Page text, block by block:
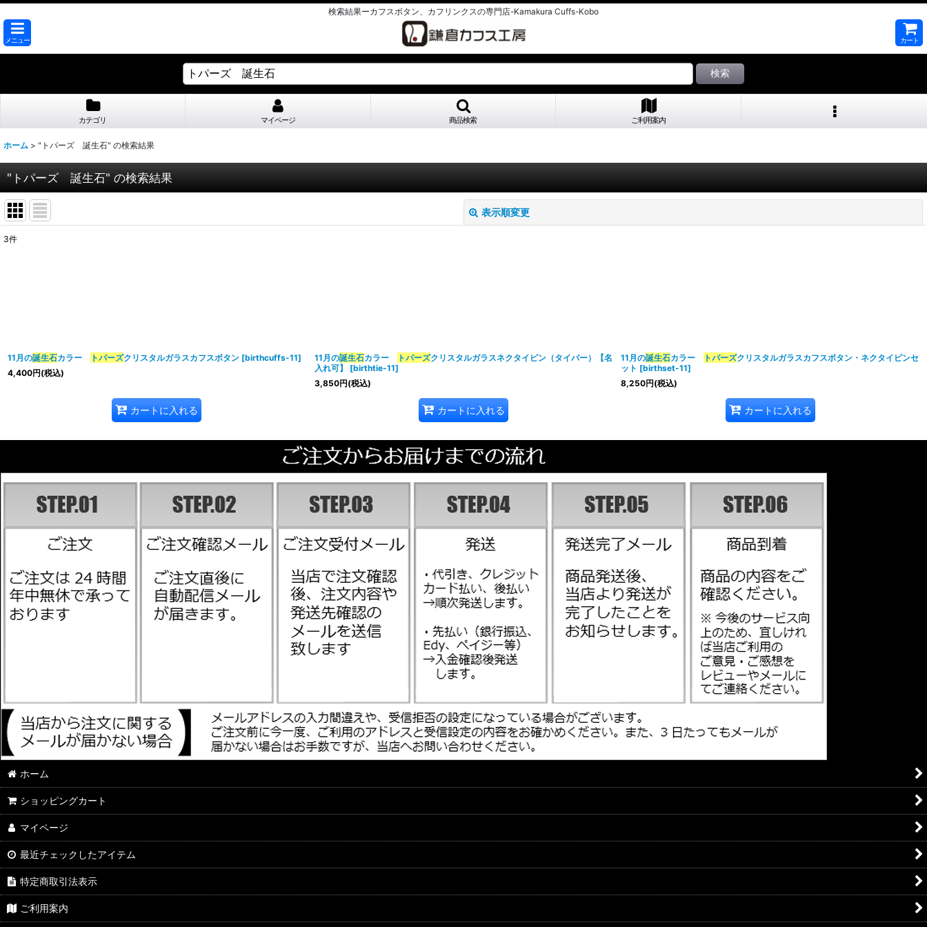
検索結果ーカフスボタン、カフリンクスの専門店-Kamakura Cuffs-Kobo
メニュー カート
検索
カテゴリ マイページ 商品検索 ご利用案内
ホーム > "トパーズ 誕生石" の検索結果
"トパーズ 誕生石" の検索結果
表示順変更
絞り込む
3件
11月の誕生石カラー トパーズクリスタルガラスカフスボタン [birthcuffs-11]
4,400円(税込)
カートに入れる
11月の誕生石カラー トパーズクリスタルガラスネクタイピン（タイバー）【名
入れ可】
[birthtie-11]
3,850円(税込)
カートに入れる
11月の誕生石カラー トパーズクリスタルガラスカフスボタン・ネクタイピンセ
ット [birthset-11]
8,250円(税込)
カートに入れる
ホーム
ショッピングカート
マイページ
最近チェックしたアイテム
特定商取引法表示
ご利用案内